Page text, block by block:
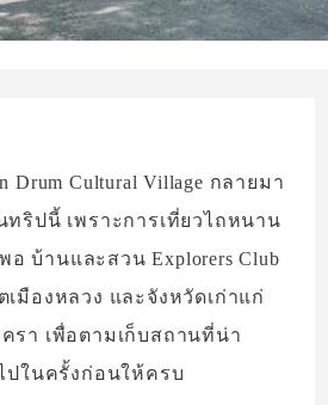
Drum Cultural Village กลายมา
ริปนี้ เพราะการเที่ยวไถหนาน
อ บ้านและสวน Explorers Club
มืองหลวง และจังหวัดเก่าแก่
รา เพื่อตามเก็บสถานที่น่า
ปในครั้งก่อนให้ครบ